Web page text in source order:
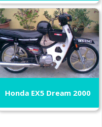
Honda EX5 Dream 2000